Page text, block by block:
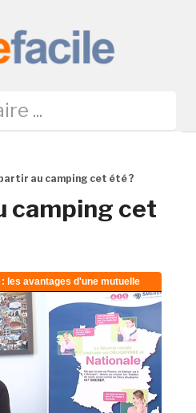
au camping cet été ?
camping cet